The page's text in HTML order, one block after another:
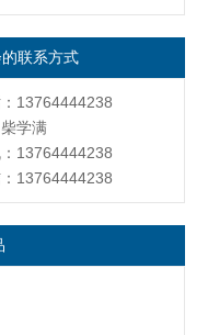
联系方式
学满